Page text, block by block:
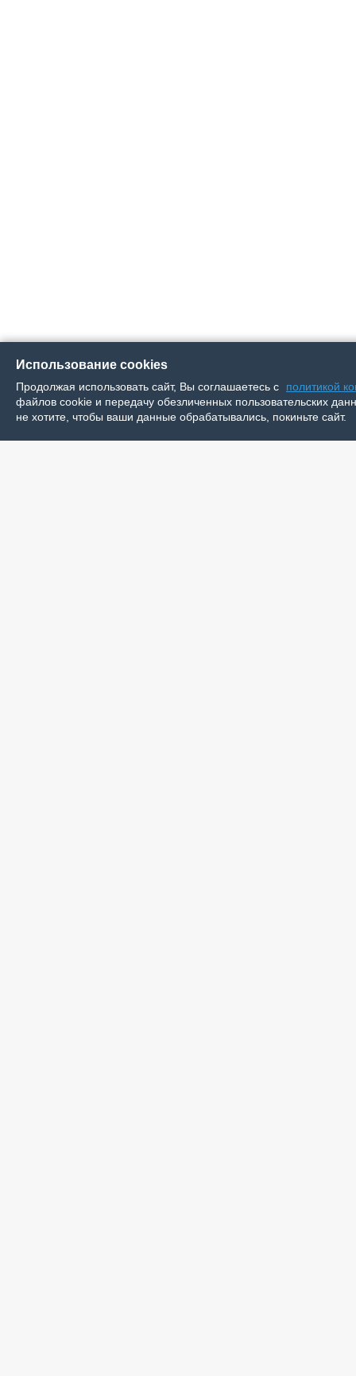
Использование cookies
Продолжая использовать сайт, Вы соглашаетесь с
политикой
файлов cookie и передачу обезличенных пользовательских
не хотите, чтобы ваши данные обрабатывались, покиньте сайт.